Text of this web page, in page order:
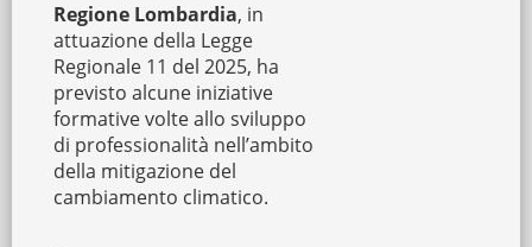
Regione Lombardia, in
attuazione della Legge
Regionale 11 del 2025, ha
previsto alcune iniziative
formative volte allo sviluppo
di professionalità nell’ambito
della mitigazione del
cambiamento climatico.